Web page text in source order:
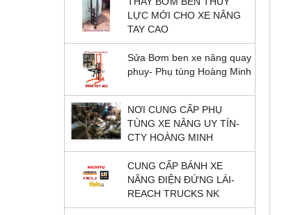
LỰC MỚI CHO XE NÂNG
TAY CAO
Sửa Bơm ben xe nâng quay
phuy- Phụ tùng Hoàng Minh
NƠI CUNG CẤP PHỤ
TÙNG XE NÂNG UY TÍN-
CTY HOÀNG MINH
CUNG CẤP BÁNH XE
NÂNG ĐIỆN ĐỨNG LÁI-
REACH TRUCKS NK